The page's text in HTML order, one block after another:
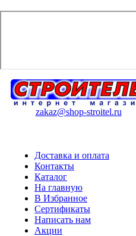
zakaz@shop-stroitel.ru
Доставка и оплата
Контакты
Каталог
На главную
В Избранное
Сертификаты
Написать нам
Акции